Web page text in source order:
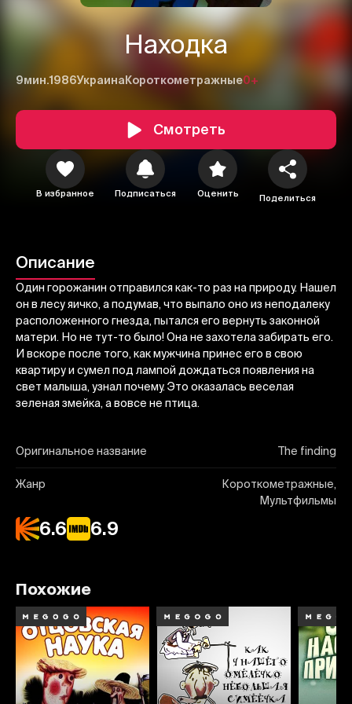
Находка
9мин.1986Украина Короткометражные0+
Смотреть
В избранное Подписаться Оценить Поделиться
Описание
Один горожанин отправился как-то раз на природу. Нашел
он в лесу яичко, а подумав, что выпало оно из неподалеку
расположенного гнезда, пытался его вернуть законной
матери. Но не тут-то было! Она не захотела забирать его.
И вскоре после того, как мужчина принес его в свою
квартиру и сумел под лампой дождаться появления на
свет малыша, узнал почему. Это оказалась веселая
зеленая змейка, а вовсе не птица.
Оригинальное название The finding
Жанр
Короткометражные,
Мультфильмы
6.6 6.9
Отправить
Похожие